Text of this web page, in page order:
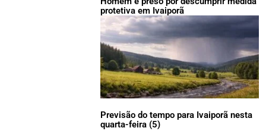
protetiva em Ivaiporã
Previsão do tempo para Ivaiporã nesta
quarta-feira (5)